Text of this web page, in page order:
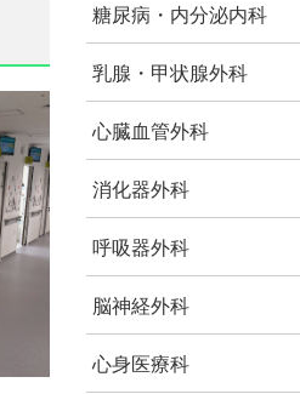
糖尿病・内分泌内科
乳腺・甲状腺外科
心臓血管外科
消化器外科
呼吸器外科
脳神経外科
心身医療科